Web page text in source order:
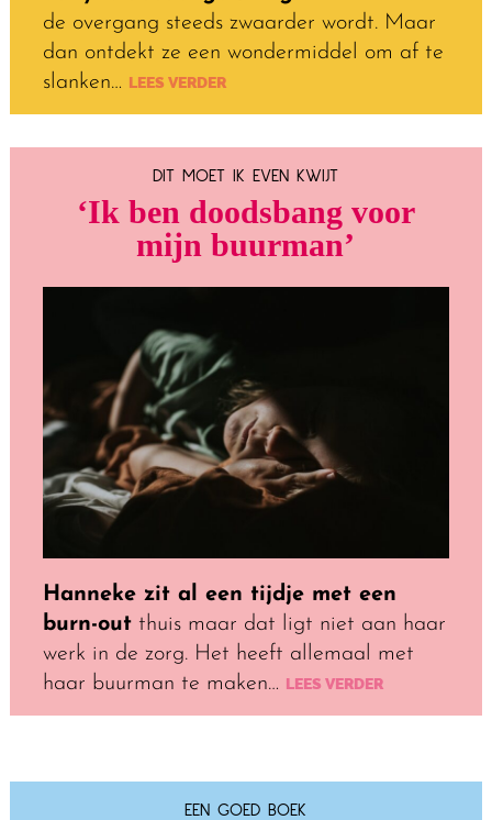
de overgang steeds zwaarder wordt. Maar
dan ontdekt ze een wondermiddel om af te
slanken… LEES VERDER
DIT MOET IK EVEN KWIJT
‘Ik ben doodsbang voor
mijn buurman’
Hanneke zit al een tijdje met een
burn-outthuis maar dat ligt niet aan haar
werk in de zorg. Het heeft allemaal met
haar buurman te maken… LEES VERDER
EEN GOED BOEK